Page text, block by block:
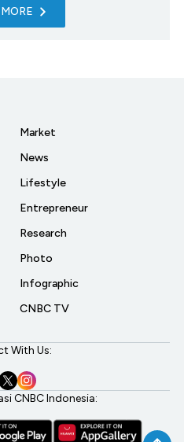
Market
News
Lifestyle
Entrepreneur
Research
Photo
Infographic
CNBC TV
With Us:
CNBC Indonesia: